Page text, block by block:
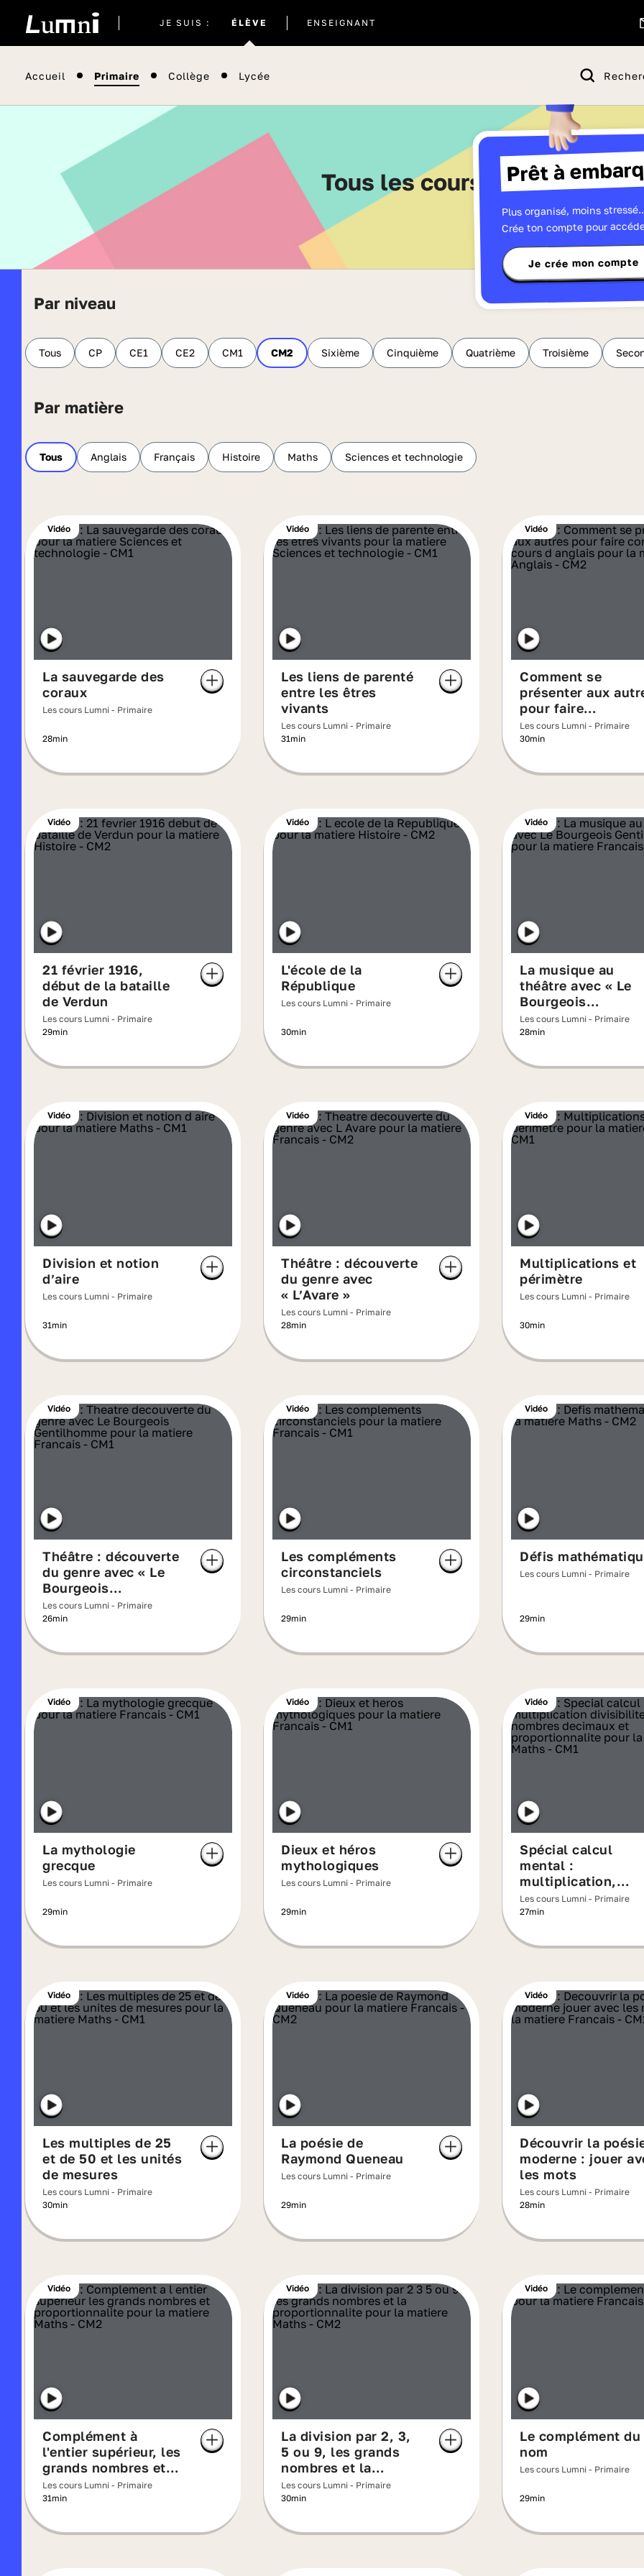
JE SUIS : ÉLÈVE
actuel
ENSEIGNANT
Accueil Primaire Collège Lycée
Prêt à
Plus organisé, moins
Crée ton compte pour
Je crée mon compte
Tous les cours Lumni de
Par niveau
Tous CP CE1 CE2 CM1 CM2 Sixième Cinquième Quatrième Troisième
Par matière
Tous Anglais Français Histoire Maths Sciences et technologie
Vidéo
La sauvegarde des
coraux
Les cours Lumni - Primaire
28min
Vidéo
Les liens de parenté
entre les êtres
vivants
Les cours Lumni - Primaire
31min
Vidéo
Comment se
présenter aux
pour faire
connaissance ? -
cours d'anglais
Les cours Lumni - Primaire
30min
Vidéo
21 février 1916,
début de la bataille
de Verdun
Les cours Lumni - Primaire
29min
Vidéo
L'école de la
République
Les cours Lumni - Primaire
30min
Vidéo
La musique au
théâtre avec « Le
Bourgeois
Gentilhomme »
Les cours Lumni - Primaire
28min
Vidéo
Division et notion
d’aire
Les cours Lumni - Primaire
31min
Vidéo
Théâtre : découverte
du genre avec
« L’Avare »
Les cours Lumni - Primaire
28min
Vidéo
Multiplications et
périmètre
Les cours Lumni - Primaire
30min
Vidéo
Théâtre : découverte
du genre avec « Le
Bourgeois
Gentilhomme »
Les cours Lumni - Primaire
26min
Vidéo
Les compléments
circonstanciels
Les cours Lumni - Primaire
29min
Vidéo
Défis
Les cours Lumni - Primaire
29min
Vidéo
La mythologie
grecque
Les cours Lumni - Primaire
29min
Vidéo
Dieux et héros
mythologiques
Les cours Lumni - Primaire
29min
Vidéo
Spécial calcul
mental :
multiplication,
divisibilité,
nombres
Les cours Lumni - Primaire
27min
Vidéo
Les multiples de 25
et de 50 et les unités
de mesures
Les cours Lumni - Primaire
30min
Vidéo
La poésie de
Raymond Queneau
Les cours Lumni - Primaire
29min
Vidéo
Découvrir la
moderne : jouer
les mots
Les cours Lumni - Primaire
28min
Vidéo
Complément à
l'entier supérieur, les
grands nombres et
proportionnalité
Les cours Lumni - Primaire
31min
Vidéo
La division par 2, 3,
5 ou 9, les grands
nombres et la
proportionnalité
Les cours Lumni - Primaire
30min
Vidéo
Le complément du
nom
Les cours Lumni - Primaire
29min